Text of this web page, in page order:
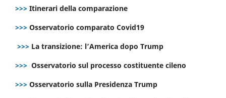
>>> Itinerari della comparazione
>>> Osservatorio comparato Covid19
>>> La transizione: l’America dopo Trump
>>> Osservatorio sul processo costituente cileno
>>> Osservatorio sulla Presidenza Trump